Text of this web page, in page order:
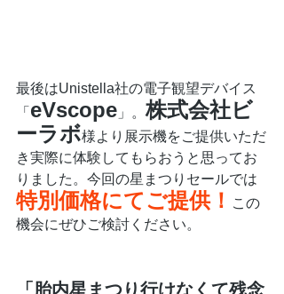
最後はUnistella社の電子観望デバイス
「 eVscope 」。株式会社ビ
ーラボ様より展示機をご提供いただ
き実際に体験してもらおうと思ってお
りました。今回の星まつりセールでは
特別価格にてご提供！
この
機会にぜひご検討ください。
「胎内星まつり行けなくて残念